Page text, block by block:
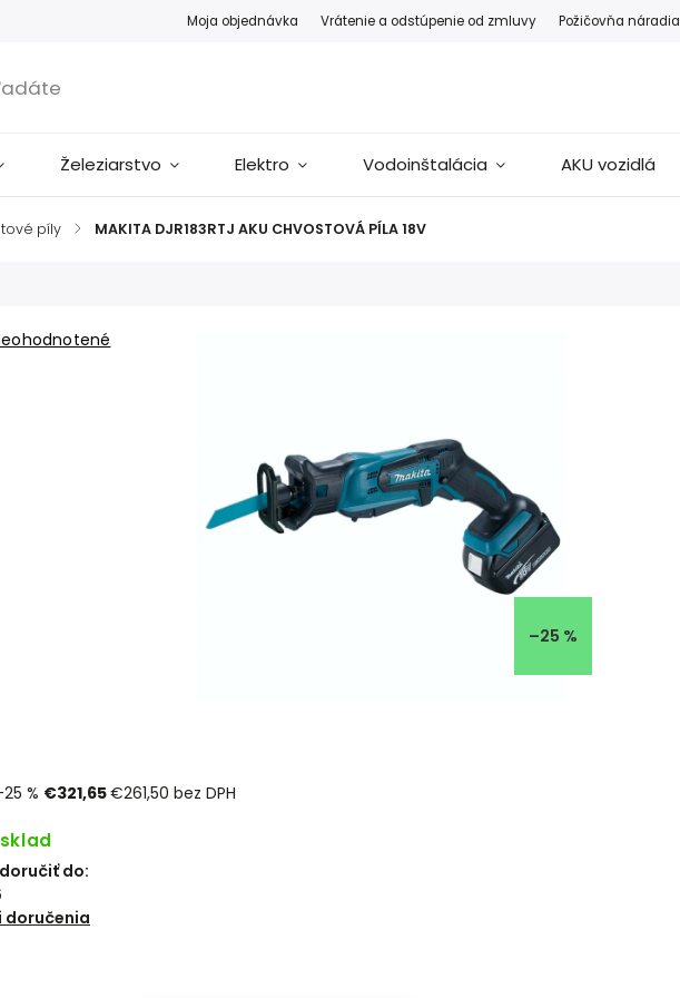
Moja objednávka Vrátenie a odstúpenie od zmluvy Požičovňa náradia
Železiarstvo Elektro Vodoinštalácia AKU vozidlá
píly / MAKITA DJR183RTJ AKU CHVOSTOVÁ PÍLA 18V
–25 %
% €321,65€261,50 bez DPH
do:
doručenia